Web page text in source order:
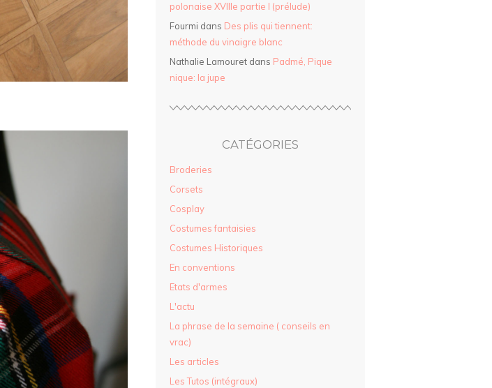
polonaise XVIIIe partie I (prélude)
Fourmi dans Des plis qui tiennent:
méthode du vinaigre blanc
Nathalie Lamouret dans Padmé, Pique
nique: la jupe
CATÉGORIES
Broderies
Corsets
Cosplay
Costumes fantaisies
Costumes Historiques
En conventions
Etats d'armes
L'actu
La phrase de la semaine ( conseils en
vrac)
Les articles
Les Tutos (intégraux)